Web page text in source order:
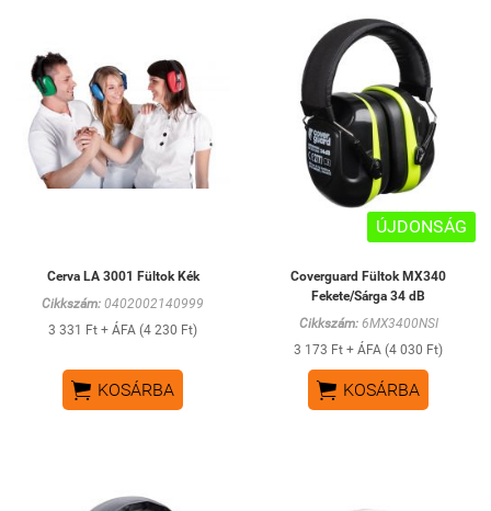
Cerva LA 3001 Fültok Kék
Cikkszám: 0402002140999
3 331 Ft + ÁFA (4 230 Ft)
 KOSÁRBA
ÚJDONSÁG
Coverguard Fültok MX340
Fekete/Sárga 34 dB
Cikkszám:6MX3400NSI
3 173 Ft + ÁFA (4 030 Ft)
 KOSÁRBA